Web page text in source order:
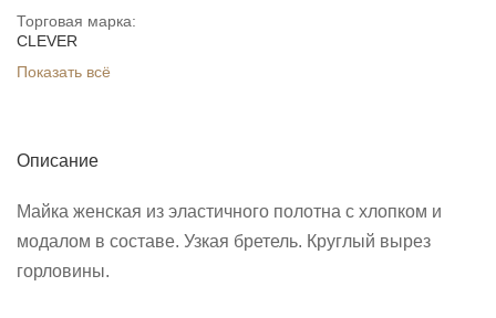
Торговая марка:
CLEVER
Показать всё
Описание
Майка женская из эластичного полотна с хлопком и
модалом в составе. Узкая бретель. Круглый вырез
горловины.